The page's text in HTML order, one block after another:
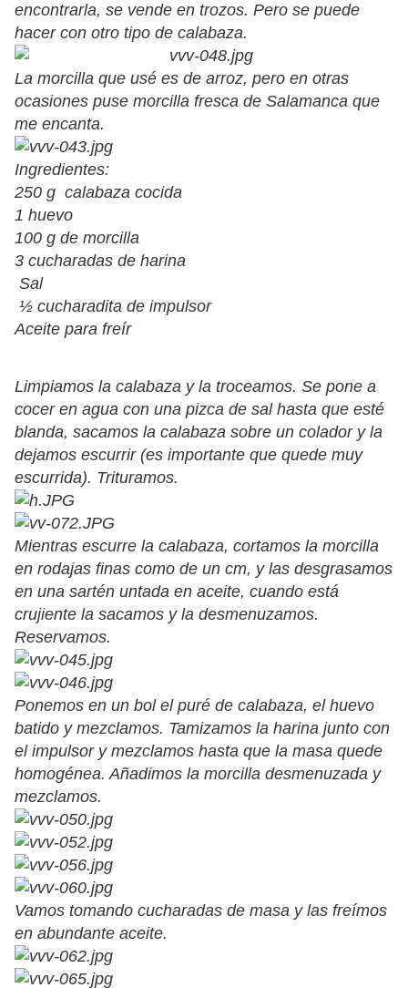
encontrarla, se vende en trozos. Pero se puede
hacer con otro tipo de calabaza.
La morcilla que usé es de arroz, pero en otras
ocasiones puse morcilla fresca de Salamanca que
me encanta.
Ingredientes:
250 g calabaza cocida
1 huevo
100 g de morcilla
3 cucharadas de harina
Sal
½ cucharadita de impulsor
Aceite para freír
Limpiamos la calabaza y la troceamos. Se pone a
cocer en agua con una pizca de sal hasta que esté
blanda, sacamos la calabaza sobre un colador y la
dejamos escurrir (es importante que quede muy
escurrida). Trituramos.
Mientras escurre la calabaza, cortamos la morcilla
en rodajas finas como de un cm, y las desgrasamos
en una sartén untada en aceite, cuando está
crujiente la sacamos y la desmenuzamos.
Reservamos.
Ponemos en un bol el puré de calabaza, el huevo
batido y mezclamos. Tamizamos la harina junto con
el impulsor y mezclamos hasta que la masa quede
homogénea. Añadimos la morcilla desmenuzada y
mezclamos.
Vamos tomando cucharadas de masa y las freímos
en abundante aceite.